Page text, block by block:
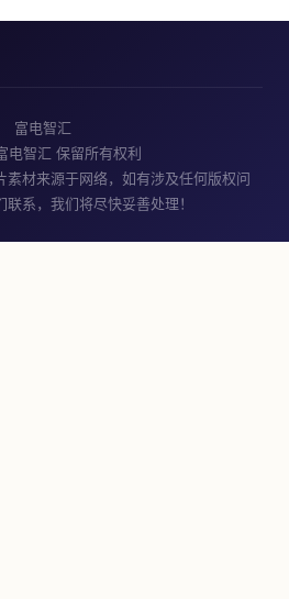
富电智汇
电智汇 保留所有权利
素材来源于网络，如有涉及任何版权问
系，我们将尽快妥善处理！